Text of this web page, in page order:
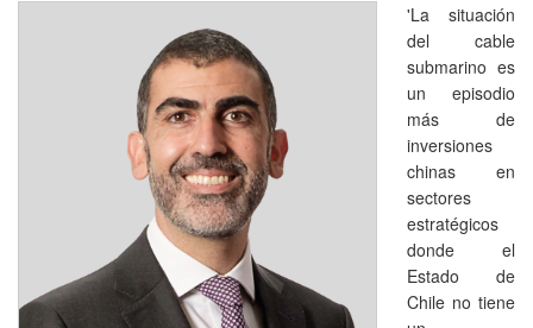
'La situación
del cable
submarino es
un episodio
más de
inversiones
chinas en
sectores
estratégicos
donde el
Estado de
Chile no tiene